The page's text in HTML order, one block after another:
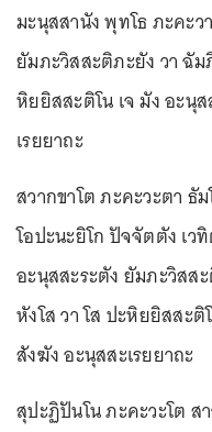
มะนุสสานัง พุทโธ ภะคะว
ยัมภะวิสสะติภะยัง วา ฉัม
หิยยิสสะติโน เจ มัง อะนุ
เรยยาถะ
สวากขาโต ภะคะวะตา ธั
โอปะนะยิโก ปัจจัตตัง เ
อะนุสสะระตัง ยัมภะวิสส
หังโส วา โส ปะหิยยิสสะติ
สังฆัง อะนุสสะเรยยาถะ
สุปะฏิปันโน ภะคะวะโต ส